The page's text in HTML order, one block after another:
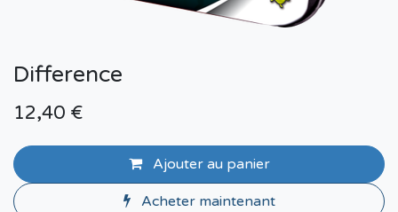
Difference
12,40 €
Ajouter au panier
Acheter maintenant